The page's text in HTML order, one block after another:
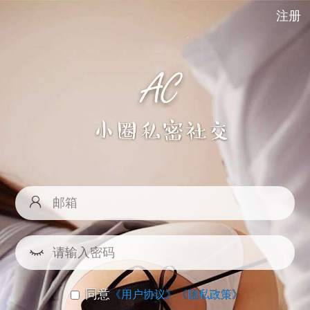
注册
同意《用户协议》《隐私政策》